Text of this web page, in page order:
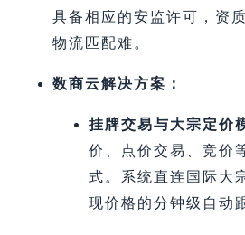
具备相应的安监许可，资
物流匹配难。
数商云解决方案：
挂牌交易与大宗定价
价、点价交易、竞价
式。系统直连国际大
现价格的分钟级自动